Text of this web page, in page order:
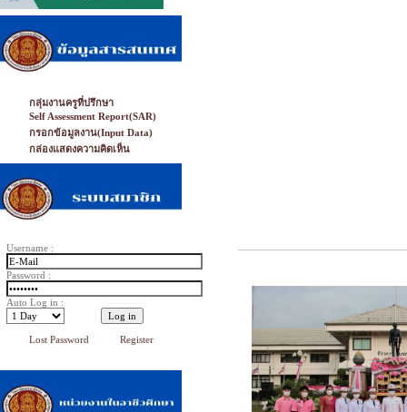
กลุ่มงานครูที่ปรึกษา
Self Assessment Report(SAR)
กรอกข้อมูลงาน(Input Data)
กล่องแสดงความคิดเห็น
Username :
Password :
Auto Log in :
Lost Password Register